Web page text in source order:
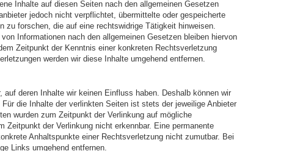
Inhalte auf diesen Seiten nach den allgemeinen Gesetzen
jedoch nicht verpflichtet, übermittelte oder gespeicherte
zu forschen, die auf eine rechtswidrige Tätigkeit hinweisen.
Informationen nach den allgemeinen Gesetzen bleiben hiervon
Zeitpunkt der Kenntnis einer konkreten Rechtsverletzung
werden wir diese Inhalte umgehend entfernen.
deren Inhalte wir keinen Einfluss haben. Deshalb können wir
die Inhalte der verlinkten Seiten ist stets der jeweilige Anbieter
wurden zum Zeitpunkt der Verlinkung auf mögliche
Zeitpunkt der Verlinkung nicht erkennbar. Eine permanente
Anhaltspunkte einer Rechtsverletzung nicht zumutbar. Bei
Links umgehend entfernen.